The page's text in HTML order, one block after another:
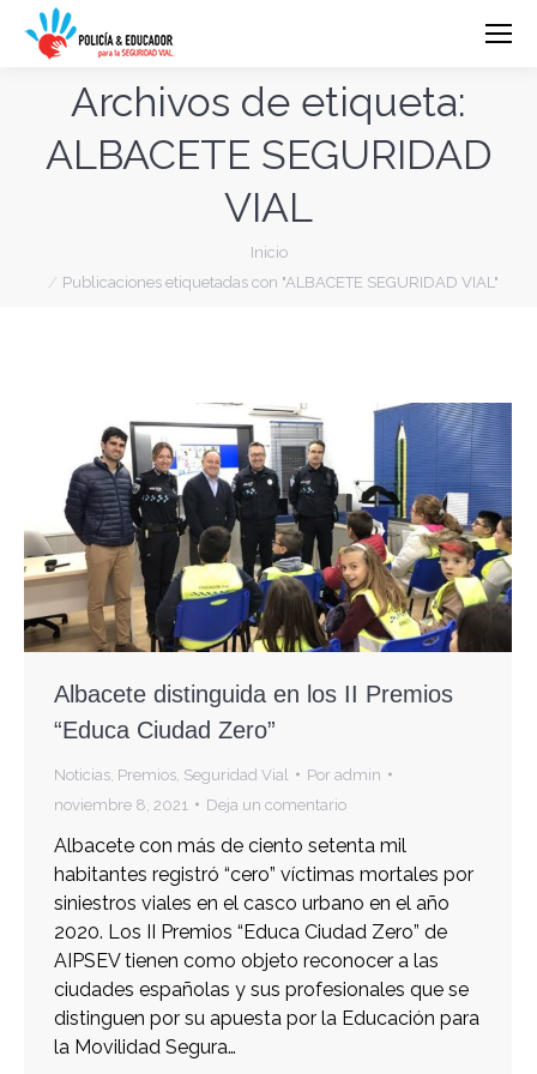
Archivos de etiqueta:
ALBACETE SEGURIDAD
VIAL
Inicio
Publicaciones etiquetadas con "ALBACETE SEGURIDAD VIAL"
Albacete distinguida en los II Premios
“Educa Ciudad Zero”
Noticias Premios Seguridad Vial Por admin
noviembre 8, 2021
Deja un comentario
Albacete con más de ciento setenta mil
habitantes registró “cero” víctimas mortales por
siniestros viales en el casco urbano en el año
2020. Los II Premios “Educa Ciudad Zero” de
AIPSEV tienen como objeto reconocer a las
ciudades españolas y sus profesionales que se
distinguen por su apuesta por la Educación para
la Movilidad Segura…